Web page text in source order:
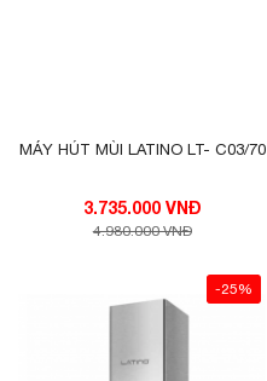
MÁY HÚT MÙI LATINO LT- C03/70
3.735.000 VNĐ
4.980.000 VNĐ
-25%